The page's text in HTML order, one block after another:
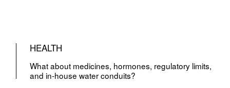
HEALTH
What about medicines, hormones, regulatory limits,
and in-house water conduits?